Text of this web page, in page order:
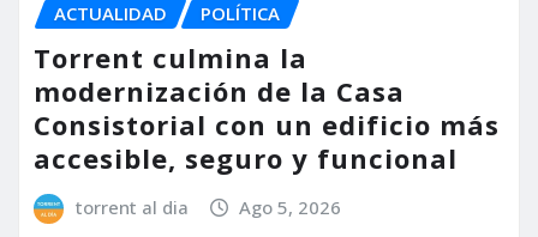
ACTUALIDAD POLÍTICA
Torrent culmina la
modernización de la Casa
Consistorial con un edificio más
accesible, seguro y funcional
torrent al dia Ago 5, 2026